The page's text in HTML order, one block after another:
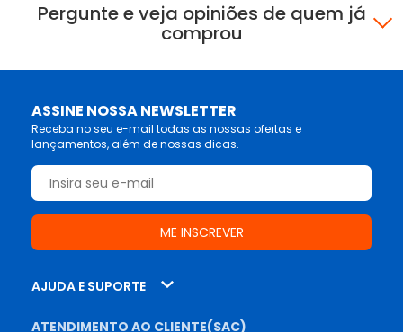
Pergunte e veja opiniões de quem já
comprou
ASSINE NOSSA NEWSLETTER
Receba no seu e-mail todas as nossas ofertas e
lançamentos, além de nossas dicas.
AJUDA E SUPORTE
ATENDIMENTO AO CLIENTE(SAC)